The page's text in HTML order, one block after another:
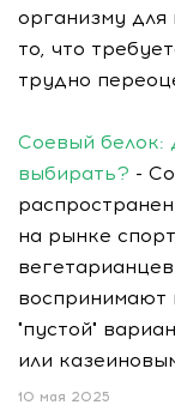
организму
то, что
трудно
Соевый белок:
выбирать? -
на рынке
воспринимают
"пустой"
или
10 мая 2025